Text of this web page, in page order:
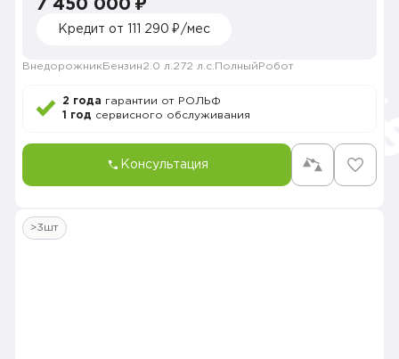
7 450 000 ₽
Кредит от 111 290 ₽/мес
Внедорожник Бензин2.0 л. 272 л.с. Полный Робот
2 года гарантии от РОЛЬФ
1 год сервисного обслуживания
Консультация
>3шт